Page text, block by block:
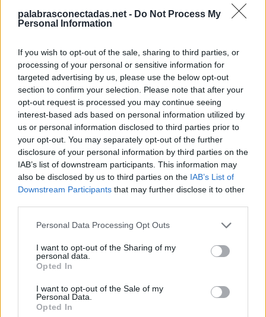
palabrasconectadas.net - Do Not Process My
Personal Information
If you wish to opt-out of the sale, sharing to third parties, or
processing of your personal or sensitive information for
targeted advertising by us, please use the below opt-out
section to confirm your selection. Please note that after your
opt-out request is processed you may continue seeing
interest-based ads based on personal information utilized by
us or personal information disclosed to third parties prior to
your opt-out. You may separately opt-out of the further
disclosure of your personal information by third parties on the
IAB’s list of downstream participants. This information may
also be disclosed by us to third parties on the IAB’s List of
Downstream Participants that may further disclose it to other
Personal Data Processing Opt Outs
I want to opt-out of the Sharing of my
personal data.
Opted In
I want to opt-out of the Sale of my
Personal Data.
Opted In
T
A
C
E
R
E
E
R
A
C
R E
E
C
R E
A
C
A E
R
A
R
E
C
E R
A
A
R C
E
R T
E
R E C T
A
A T
E T
A
E C